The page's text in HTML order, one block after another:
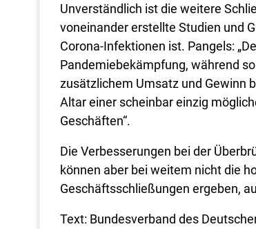
Unverständlich ist die weitere
voneinander erstellte Studien und
Corona-Infektionen ist. Pangels:
Pandemiebekämpfung, während
zusätzlichem Umsatz und Gewinn
Altar einer scheinbar einzig
Geschäften“.
Die Verbesserungen bei der
können aber bei weitem nicht die
Geschäftsschließungen ergeben,
Text: Bundesverband des